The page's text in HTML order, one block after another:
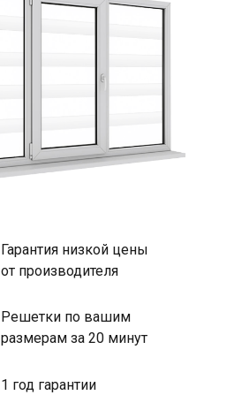
Гарантия низкой цены
от производителя
Решетки по вашим
размерам за 20 минут
1 год гарантии